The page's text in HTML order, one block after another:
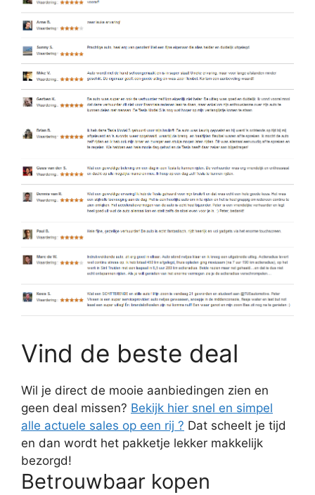
Vind de beste deal
Wil je direct de mooie aanbiedingen zien en
geen deal missen? Bekijk hier snel en simpel
alle actuele sales op een rij ? Dat scheelt je tijd
en dan wordt het pakketje lekker makkelijk
bezorgd!
Betrouwbaar kopen